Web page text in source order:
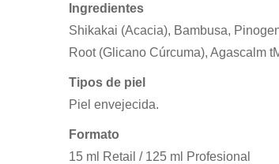
Ingredientes
Shikakai (Acacia), Bambusa,
Root (Glicano Cúrcuma), Agascalm
Tipos de piel
Piel envejecida.
Formato
15 ml Retail / 125 ml Profesional